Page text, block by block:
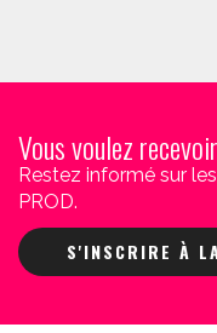
Vous voulez
Restez informé sur
PROD.
S'INSCRIRE À